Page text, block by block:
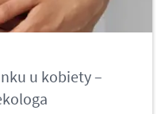
u kobiety –